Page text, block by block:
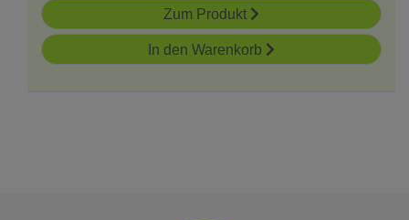
Zum Produkt
In den Warenkorb